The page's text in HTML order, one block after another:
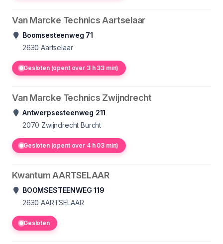
Van Marcke Technics Aartselaar
Boomsesteenweg 71
2630 Aartselaar
Gesloten (opent over 3 h 33 min)
Van Marcke Technics Zwijndrecht
Antwerpsesteenweg 211
2070 Zwijndrecht Burcht
Gesloten (opent over 4 h 03 min)
Kwantum AARTSELAAR
BOOMSESTEENWEG 119
2630 AARTSELAAR
Gesloten